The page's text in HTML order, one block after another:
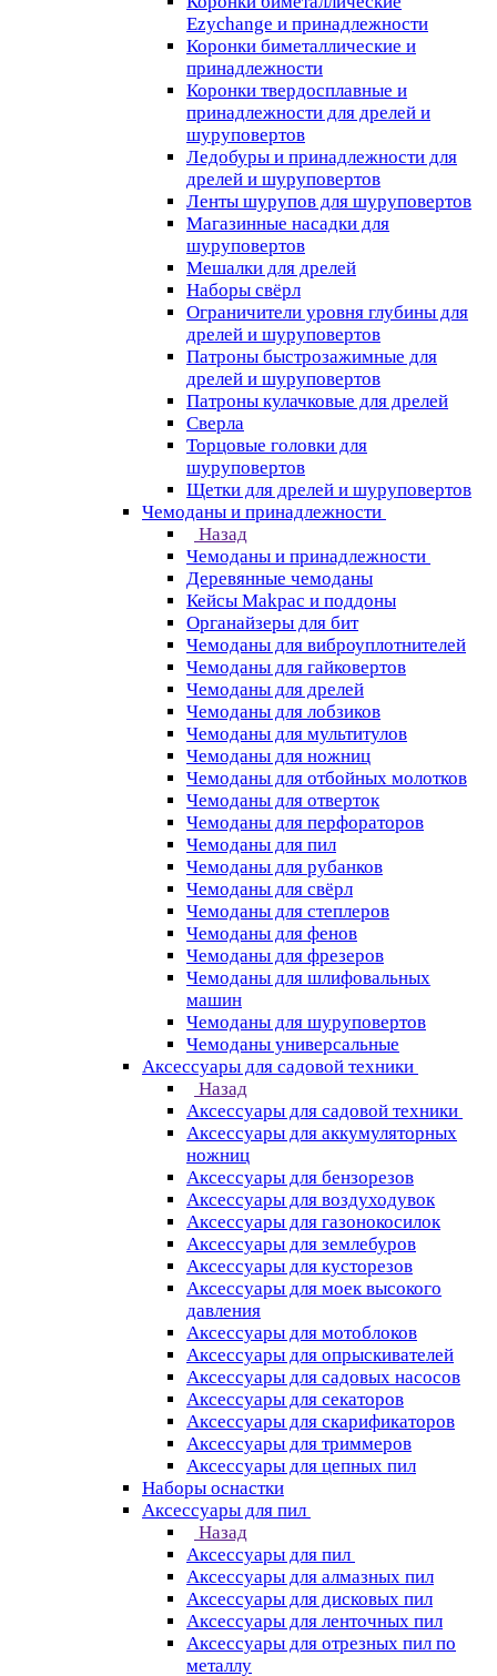
Ezychange и принадлежности
Коронки биметаллические и
принадлежности
Коронки твердосплавные и
принадлежности для дрелей и
шуруповертов
Ледобуры и принадлежности для
дрелей и шуруповертов
Ленты шурупов для шуруповертов
Магазинные насадки для
шуруповертов
Мешалки для дрелей
Наборы свёрл
Ограничители уровня глубины для
дрелей и шуруповертов
Патроны быстрозажимные для
дрелей и шуруповертов
Патроны кулачковые для дрелей
Сверла
Торцовые головки для
шуруповертов
Щетки для дрелей и шуруповертов
Чемоданы и принадлежности
Назад
Чемоданы и принадлежности
Деревянные чемоданы
Кейсы Makpac и поддоны
Органайзеры для бит
Чемоданы для виброуплотнителей
Чемоданы для гайковертов
Чемоданы для дрелей
Чемоданы для лобзиков
Чемоданы для мультитулов
Чемоданы для ножниц
Чемоданы для отбойных молотков
Чемоданы для отверток
Чемоданы для перфораторов
Чемоданы для пил
Чемоданы для рубанков
Чемоданы для свёрл
Чемоданы для степлеров
Чемоданы для фенов
Чемоданы для фрезеров
Чемоданы для шлифовальных
машин
Чемоданы для шуруповертов
Чемоданы универсальные
Аксессуары для садовой техники
Назад
Аксессуары для садовой техники
Аксессуары для аккумуляторных
ножниц
Аксессуары для бензорезов
Аксессуары для воздуходувок
Аксессуары для газонокосилок
Аксессуары для землебуров
Аксессуары для кусторезов
Аксессуары для моек высокого
давления
Аксессуары для мотоблоков
Аксессуары для опрыскивателей
Аксессуары для садовых насосов
Аксессуары для секаторов
Аксессуары для скарификаторов
Аксессуары для триммеров
Аксессуары для цепных пил
Наборы оснастки
Аксессуары для пил
Назад
Аксессуары для пил
Аксессуары для алмазных пил
Аксессуары для дисковых пил
Аксессуары для ленточных пил
Аксессуары для отрезных пил по
металлу